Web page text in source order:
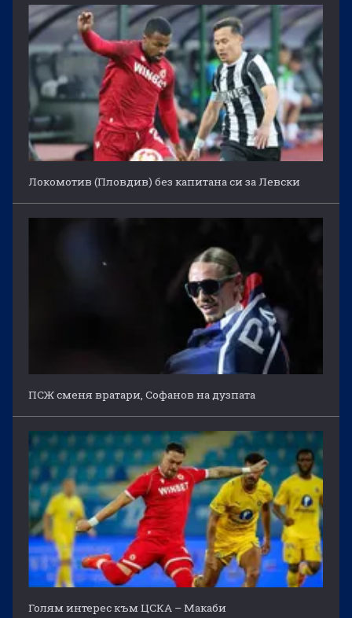
Локомотив (Пловдив) без капитана си за Левски
ПСЖ сменя вратари, Софанов на дузпата
Голям интерес към ЦСКА – Макаби